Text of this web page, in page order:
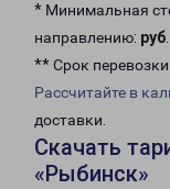
* Минимальная
направлению: руб.
** Срок перевозки
Рассчитайте в
доставки.
Скачать
«Рыбинск»